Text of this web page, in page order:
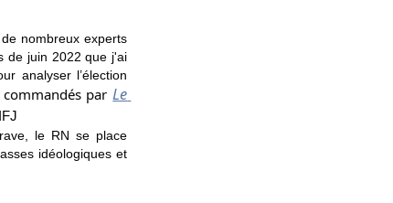
nombreux experts
de juin 2022 que j'ai
analyser l’élection
par Le
le RN se place
idéologiques et